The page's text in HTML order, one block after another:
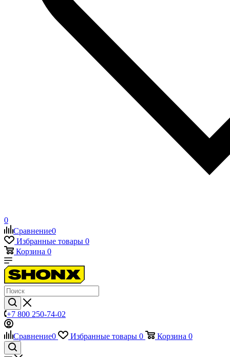
0
Сравнение0
Избранные товары 0
Корзина 0
+7 800 250-74-02
Сравнение0 Избранные товары 0 Корзина 0